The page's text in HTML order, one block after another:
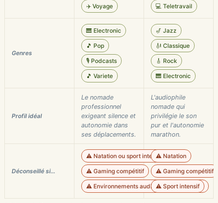
✈️ Voyage 💻 Teletravail
Genres
🎹 Electronic
🎵 Pop
🎙️ Podcasts
🎵 Variete
🎷 Jazz
🎻 Classique
🎸 Rock
🎹 Electronic
Profil idéal
Le nomade
professionnel
exigeant silence et
autonomie dans
ses déplacements.
L'audiophile
nomade qui
privilégie le son
pur et l'autonomie
marathon.
Déconseillé si…
⚠️ Natation ou sport intensif
⚠️ Gaming compétitif
⚠️ Environnements audio critiques (studio)
⚠️ Natation
⚠️ Gaming compétitif
⚠️ Sport intensif